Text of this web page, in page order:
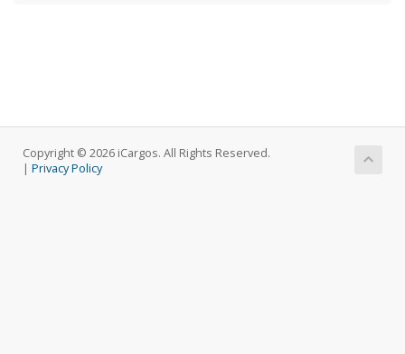
Copyright © 2026 iCargos. All Rights Reserved.
| Privacy Policy